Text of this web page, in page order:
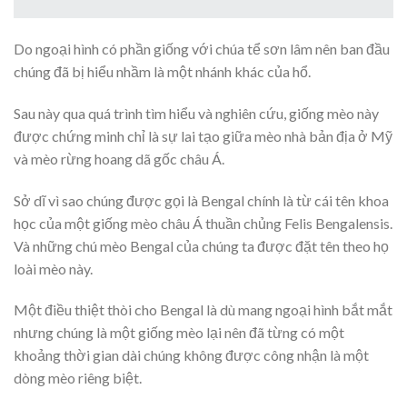
Do ngoại hình có phần giống với chúa tể sơn lâm nên ban đầu
chúng đã bị hiểu nhầm là một nhánh khác của hổ.
Sau này qua quá trình tìm hiểu và nghiên cứu, giống mèo này
được chứng minh chỉ là sự lai tạo giữa mèo nhà bản địa ở Mỹ
và mèo rừng hoang dã gốc châu Á.
Sở dĩ vì sao chúng được gọi là Bengal chính là từ cái tên khoa
học của một giống mèo châu Á thuần chủng Felis Bengalensis.
Và những chú mèo Bengal của chúng ta được đặt tên theo họ
loài mèo này.
Một điều thiệt thòi cho Bengal là dù mang ngoại hình bắt mắt
nhưng chúng là một giống mèo lại nên đã từng có một
khoảng thời gian dài chúng không được công nhận là một
dòng mèo riêng biệt.